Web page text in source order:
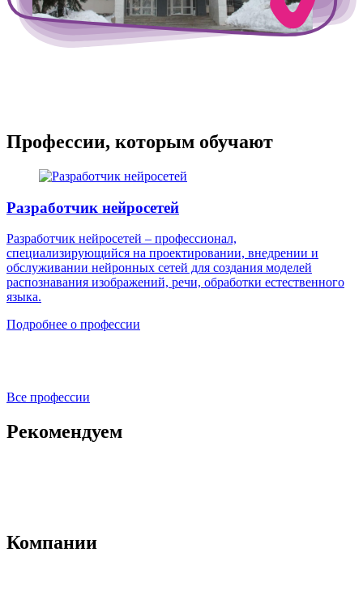
Профессии, которым обучают
Разработчик нейросетей
Разработчик нейросетей – профессионал,
специализирующийся на проектировании, внедрении и
обслуживании нейронных сетей для создания моделей
распознавания изображений, речи, обработки естественного
языка.
Подробнее о профессии
Все профессии
Рекомендуем
Компании